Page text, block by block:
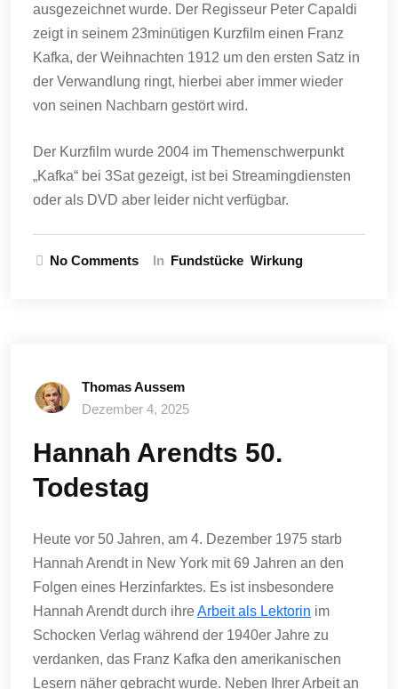
ausgezeichnet wurde. Der Regisseur Peter Capaldi
zeigt in seinem 23minütigen Kurzfilm einen Franz
Kafka, der Weihnachten 1912 um den ersten Satz in
der Verwandlung ringt, hierbei aber immer wieder
von seinen Nachbarn gestört wird.
Der Kurzfilm wurde 2004 im Themenschwerpunkt
„Kafka“ bei 3Sat gezeigt, ist bei Streamingdiensten
oder als DVD aber leider nicht verfügbar.
No Comments In Fundstücke Wirkung
Thomas Aussem
Dezember 4, 2025
Hannah Arendts 50.
Todestag
Heute vor 50 Jahren, am 4. Dezember 1975 starb
Hannah Arendt in New York mit 69 Jahren an den
Folgen eines Herzinfarktes. Es ist insbesondere
Hannah Arendt durch ihreArbeit als Lektorin im
Schocken Verlag während der 1940er Jahre zu
verdanken, das Franz Kafka den amerikanischen
Lesern näher gebracht wurde. Neben Ihrer Arbeit an